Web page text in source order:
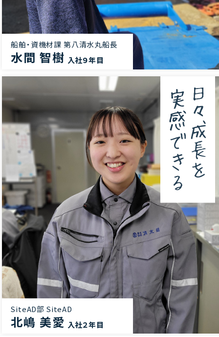
船舶・資機材課 第八清水丸船長
水間 智樹 入社９年目
SiteAD部 SiteAD
北嶋 美愛 入社２年目